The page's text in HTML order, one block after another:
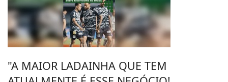
"A MAIOR LADAINHA QUE TEM